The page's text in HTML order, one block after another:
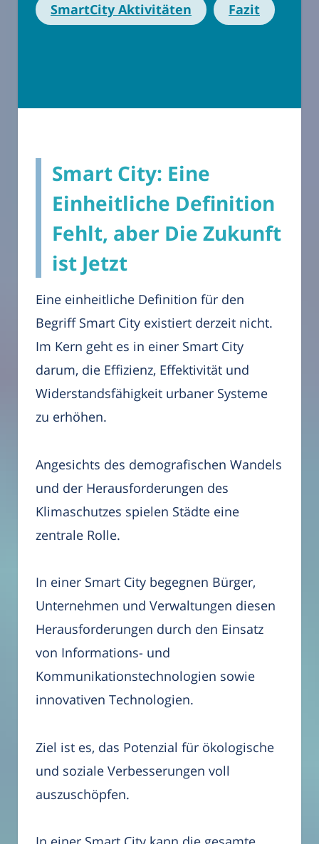
SmartCity Aktivitäten Fazit
Smart City: Eine
Einheitliche Definition
Fehlt, aber Die Zukunft
ist Jetzt
Eine einheitliche Definition für den
Begriff Smart City existiert derzeit nicht.
Im Kern geht es in einer Smart City
darum, die Effizienz, Effektivität und
Widerstandsfähigkeit urbaner Systeme
zu erhöhen.
Angesichts des demografischen Wandels
und der Herausforderungen des
Klimaschutzes spielen Städte eine
zentrale Rolle.
In einer Smart City begegnen Bürger,
Unternehmen und Verwaltungen diesen
Herausforderungen durch den Einsatz
von Informations- und
Kommunikationstechnologien sowie
innovativen Technologien.
Ziel ist es, das Potenzial für ökologische
und soziale Verbesserungen voll
auszuschöpfen.